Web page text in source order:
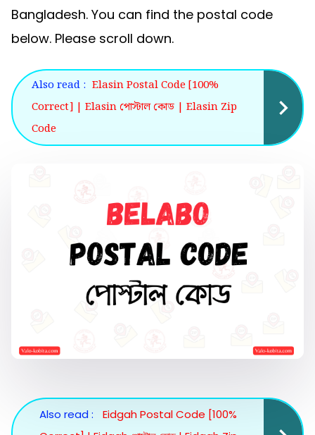
Bangladesh. You can find the postal code
below. Please scroll down.
Also read : Elasin Postal Code [100%
Correct] | Elasin পোস্টাল কোড | Elasin Zip
Code
Also read :
Eidgah Postal Code [100%